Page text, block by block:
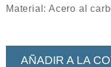
Material: Acero al
AÑADIR A LA